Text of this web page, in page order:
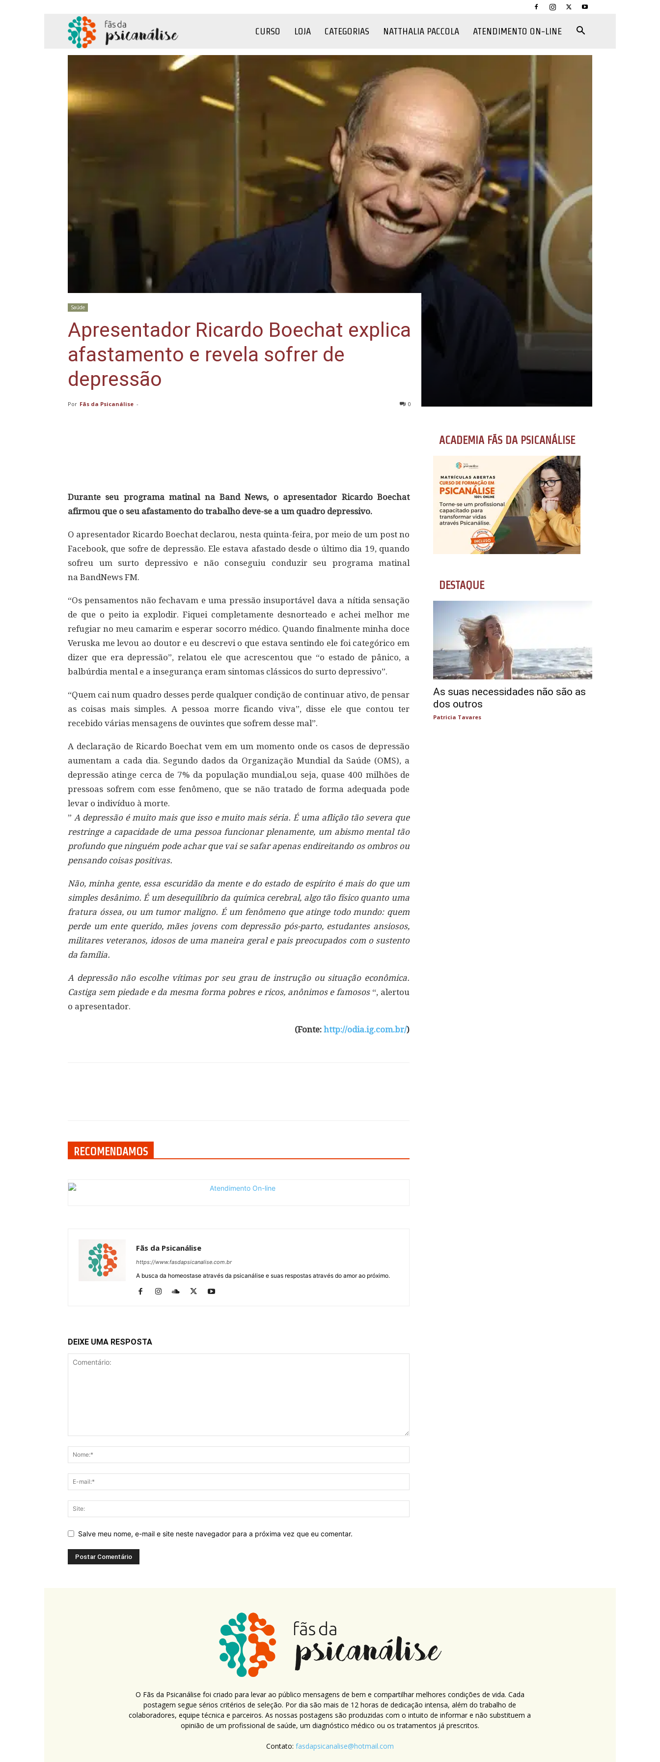
da
Psicanálise
CURSO LOJA CATEGORIAS NATTHALIA PACCOLA ATENDIMENTO ON-LINE
Saúde
Apresentador Ricardo Boechat explica
afastamento e revela sofrer de
depressão
Por Fãs da Psicanálise - 0
Durante seu programa matinal na Band News, o apresentador Ricardo Boechat
afirmou que o seu afastamento do trabalho deve-se a um quadro depressivo.
O apresentador Ricardo Boechat declarou, nesta quinta-feira, por meio de um post no
Facebook, que sofre de depressão. Ele estava afastado desde o último dia 19, quando
sofreu um surto depressivo e não conseguiu conduzir seu programa matinal
na BandNews FM.
“Os pensamentos não fechavam e uma pressão insuportável dava a nítida sensação
de que o peito ia explodir. Fiquei completamente desnorteado e achei melhor me
refugiar no meu camarim e esperar socorro médico. Quando finalmente minha doce
Veruska me levou ao doutor e eu descrevi o que estava sentindo ele foi categórico em
dizer que era depressão”, relatou ele que acrescentou que “o estado de pânico, a
balbúrdia mental e a insegurança eram sintomas clássicos do surto depressivo”.
“Quem cai num quadro desses perde qualquer condição de continuar ativo, de pensar
as coisas mais simples. A pessoa morre ficando viva”, disse ele que contou ter
recebido várias mensagens de ouvintes que sofrem desse mal”.
A declaração de Ricardo Boechat vem em um momento onde os casos de depressão
aumentam a cada dia. Segundo dados da Organização Mundial da Saúde (OMS), a
depressão atinge cerca de 7% da população mundial,ou seja, quase 400 milhões de
pressoas sofrem com esse fenômeno, que se não tratado de forma adequada pode
levar o indivíduo à morte.
” A depressão é muito mais que isso e muito mais séria. É uma aflição tão severa que
restringe a capacidade de uma pessoa funcionar plenamente, um abismo mental tão
profundo que ninguém pode achar que vai se safar apenas endireitando os ombros ou
pensando coisas positivas.
Não, minha gente, essa escuridão da mente e do estado de espírito é mais do que um
simples desânimo. É um desequilíbrio da química cerebral, algo tão físico quanto uma
fratura óssea, ou um tumor maligno. É um fenômeno que atinge todo mundo: quem
perde um ente querido, mães jovens com depressão pós-parto, estudantes ansiosos,
militares veteranos, idosos de uma maneira geral e pais preocupados com o sustento
da família.
A depressão não escolhe vítimas por seu grau de instrução ou situação econômica.
Castiga sem piedade e da mesma forma pobres e ricos, anônimos e famosos“, alertou
o apresentador.
(Fonte: http://odia.ig.com.br/)
RECOMENDAMOS
Fãs da Psicanálise
https://www.fasdapsicanalise.com.br
A busca da homeostase através da psicanálise e suas respostas através do amor ao próximo.
DEIXE UMA RESPOSTA
Salve meu nome, e-mail e site neste navegador para a próxima vez que eu comentar.
ACADEMIA FÃS DA PSICANÁLISE
DESTAQUE
As suas necessidades não são as
dos outros
Patricia Tavares
O Fãs da Psicanálise foi criado para levar ao público mensagens de bem e compartilhar melhores condições de vida. Cada
postagem segue sérios critérios de seleção. Por dia são mais de 12 horas de dedicação intensa, além do trabalho de
colaboradores, equipe técnica e parceiros. As nossas postagens são produzidas com o intuito de informar e não substituem a
opinião de um profissional de saúde, um diagnóstico médico ou os tratamentos já prescritos.
Contato: fasdapsicanalise@hotmail.com